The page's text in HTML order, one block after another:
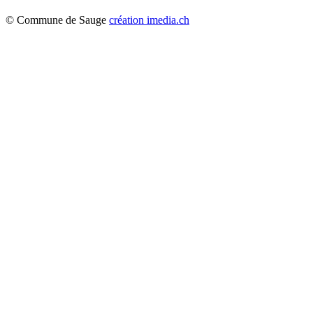
© Commune de Sauge création imedia.ch